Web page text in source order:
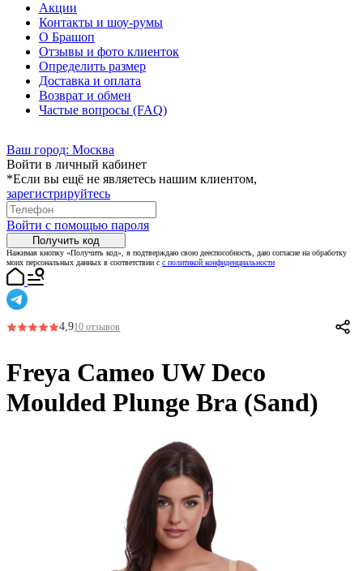
Акции
Контакты и шоу-румы
О Брашоп
Отзывы и фото клиенток
Определить размер
Доставка и оплата
Возврат и обмен
Частые вопросы (FAQ)
Ваш город: Москва
Войти в личный кабинет
*Если вы ещё не являетесь нашим клиентом,
зарегистрируйтесь
Войти с помощью пароля
Получить код
Нажимая кнопку «Получить код», я подтверждаю свою дееспособность, даю согласие на обработку
моих персональных данных в соответствии с с политикой конфиденциальности
4,910 отзывов
Freya Cameo UW Deco
Moulded Plunge Bra (Sand)